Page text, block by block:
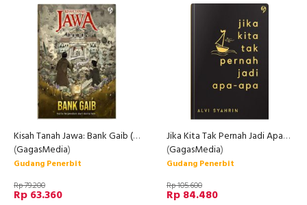
Kisah Tanah Jawa: Bank Gaib (Promo Best Book)
(GagasMedia)
Gudang Penerbit
Rp 79.200
Rp 63.360
Jika Kita Tak Pernah Jadi Apa-Apa (Promo Best Book)
(GagasMedia)
Gudang Penerbit
Rp 105.600
Rp 84.480